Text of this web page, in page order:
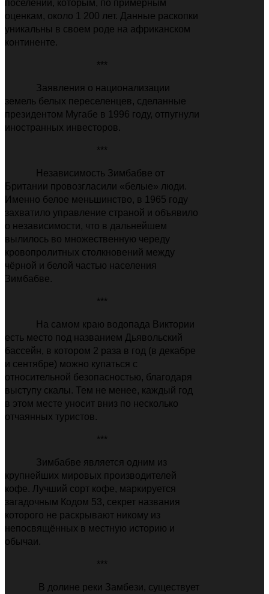
поселений, которым, по примерным
оценкам, около 1 200 лет. Данные раскопки
уникальны в своем роде на африканском
континенте.
***
Заявления о национализации
земель белых переселенцев, сделанные
президентом Мугабе в 1996 году, отпугнули
иностранных инвесторов.
***
Независимость Зимбабве от
Британии провозгласили «белые» люди.
Именно белое меньшинство, в 1965 году
захватило управление страной и объявило
о независимости, что в дальнейшем
вылилось во множественную череду
кровопролитных столкновений между
чёрной и белой частью населения
Зимбабве.
***
На самом краю водопада Виктории
есть место под названием Дьявольский
бассейн, в котором 2 раза в год (в декабре
и сентябре) можно купаться с
относительной безопасностью, благодаря
выступу скалы. Тем не менее, каждый год
в этом месте уносит вниз по несколько
отчаянных туристов.
***
Зимбабве является одним из
крупнейших мировых производителей
кофе. Лучший сорт кофе, маркируется
загадочным Кодом 53, секрет названия
которого не раскрывают никому из
непосвящённых в местную историю и
обычаи.
***
В долине реки Замбези, существует